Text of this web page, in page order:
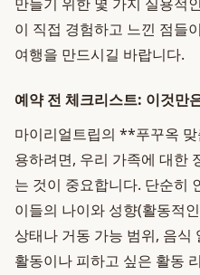
이 직접 경험하고 느낀 점들
여행을 만드시길 바랍니다.
예약 전 체크리스트: 이것만
마이리얼트립의 **푸꾸옥
용하려면, 우리 가족에 대한
는 것이 중요합니다. 단순히
이들의 나이와 성향(활동적
상태나 거동 가능 범위, 음식
활동이나 피하고 싶은 활동